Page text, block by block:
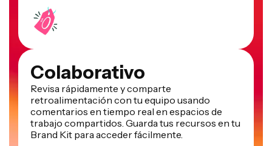
Colaborativo
Revisa rápidamente y comparte
retroalimentación con tu equipo usando
comentarios en tiempo real en espacios de
trabajo compartidos. Guarda tus recursos en tu
Brand Kit para acceder fácilmente.